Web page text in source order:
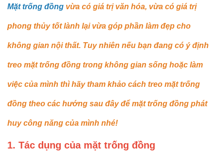
Mặt trống đồng vừa có giá trị văn hóa, vừa có giá trị
phong thủy tốt lành lại vừa góp phần làm đẹp cho
không gian nội thất. Tuy nhiên nếu bạn đang có ý định
treo mặt trống đồng trong không gian sống hoặc làm
việc của mình thì hãy tham khảo cách treo mặt trống
đồng theo các hướng sau đây để mặt trống đồng phát
huy công năng của mình nhé!
1. Tác dụng của mặt trống đồng